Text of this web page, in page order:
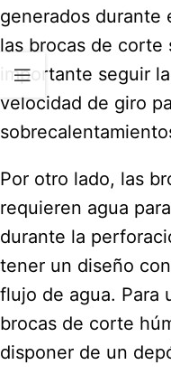
generados durante
las brocas de
importante seguir
velocidad de giro
Por otro lado, las
requieren agua
durante la
tener un diseño
flujo de agua. Para
brocas de corte
disponer de un